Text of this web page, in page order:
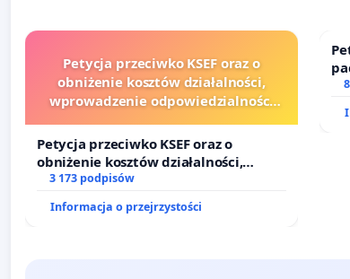
Petycja przeciwko KSEF oraz o
obniżenie kosztów działalności,
wprowadzenie odpowiedzialności
sędziów
Petycja przeciwko KSEF oraz o
obniżenie kosztów działalności,
wprowadzenie odpowiedzialności
sędziów
3 173 podpisów
Informacja o przejrzystości